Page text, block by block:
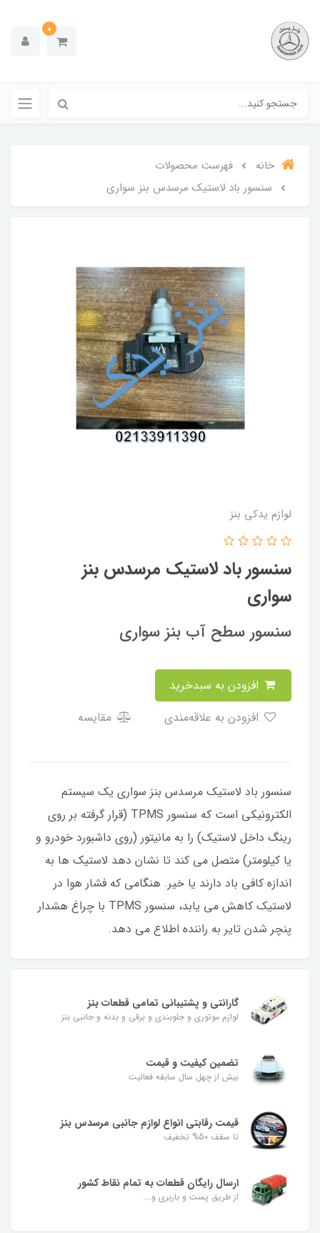
0
خانه
فهرست محصولات
سنسور باد لاستیک مرسدس بنز سواری
لوازم یدکی بنز
سنسور باد لاستیک مرسدس بنز
سواری
سنسور سطح آب بنز سواری
مقایسه
سنسور باد لاستیک مرسدس بنز سواری یک سیستم
الکترونیکی است که سنسور TPMS (قرار گرفته بر روی
رینگ داخل لاستیک) را به مانیتور (روی داشبورد خودرو و
یا کیلومتر) متصل می کند تا نشان دهد لاستیک ها به
اندازه کافی باد دارند یا خیر. هنگامی که فشار هوا در
لاستیک کاهش می یابد، سنسور TPMS با چراغ هشدار
پنچر شدن تایر به راننده اطلاع می دهد.
گارانتی و پشتیبانی تمامی قطعات بنز
لوازم موتوری و جلوبندی و برقی و بدنه و جانبی بنز
تضمین کیفیت و قیمت
بیش از چهل سال سابقه فعالیت
قیمت رقابتی انواع لوازم جانبی مرسدس بنز
تا سقف 50% تخفیف
ارسال رایگان قطعات به تمام نقاط کشور
از طریق پست و باربری و....